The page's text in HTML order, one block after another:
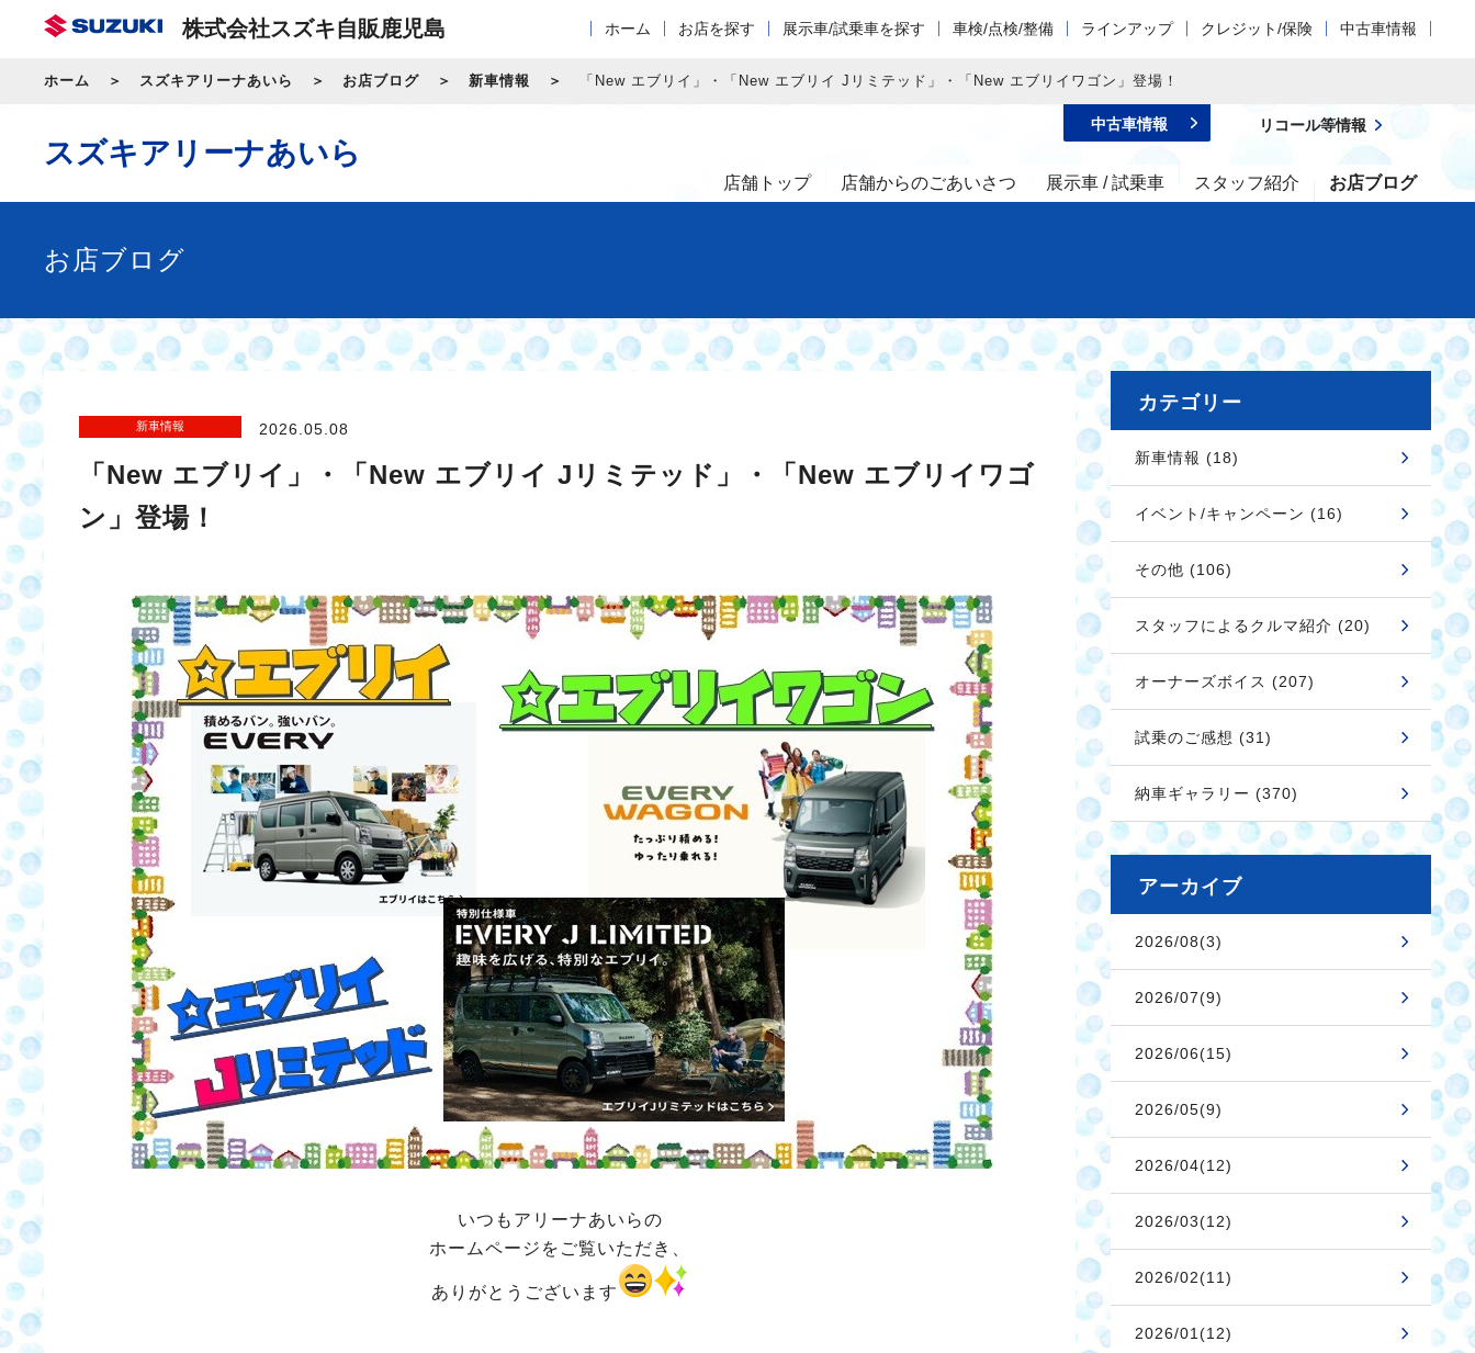
株式会社スズキ自販鹿児島 ホーム お店を探す 展示車/試乗車を探す 車検/点検/整備 ラインアップ クレジット/保険 中古車情報
ホーム スズキアリーナあいら お店ブログ 新車情報 「New エブリイ」・「New エブリイ Jリミテッド」・「New エブリイワゴン」登場！
スズキアリーナあいら
店舗トップ 店舗からのごあいさつ 展示車 / 試乗車 スタッフ紹介 お店ブログ
中古車情報 リコール等情報
お店ブログ
新車情報 2026.05.08
「New エブリイ」・「New エブリイ Jリミテッド」・「New エブリイワゴ
ン」登場！
いつもアリーナあいらの
ホームページをご覧いただき、
ありがとうございます
カテゴリー
新車情報 (18)
イベント/キャンペーン (16)
その他 (106)
スタッフによるクルマ紹介 (20)
オーナーズボイス (207)
試乗のご感想 (31)
納車ギャラリー (370)
アーカイブ
2026/08(3)
2026/07(9)
2026/06(15)
2026/05(9)
2026/04(12)
2026/03(12)
2026/02(11)
2026/01(12)